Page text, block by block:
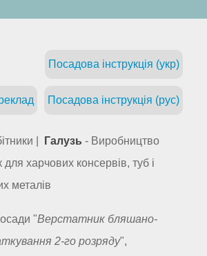
Посадова інструкція (укр)
Посадова інструкція (рус)
| Галузь - Виробництво
харчових консервів, туб і
металів
"Верстатник бляшано-
2-го розряду",